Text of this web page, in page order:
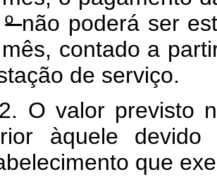
ºnão poderá ser
contado a
de serviço.
O valor previsto
àquele
que